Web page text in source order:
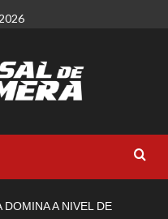
DOMINA A NIVEL DE